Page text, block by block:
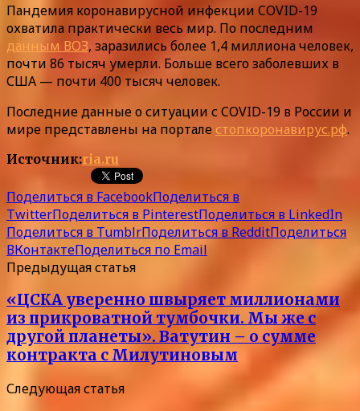
Пандемия коронавирусной инфекции COVID-19
охватила практически весь мир. По последним
данным ВОЗ, заразились более 1,4 миллиона человек,
почти 86 тысяч умерли. Больше всего заболевших в
США — почти 400 тысяч человек.
Последние данные о ситуации с COVID-19 в России и
мире представлены на портале стопкоронавирус.рф.
Источник:ria.ru
Поделиться в FacebookПоделиться в
TwitterПоделиться в PinterestПоделиться в LinkedIn
Поделиться в TumblrПоделиться в RedditПоделиться
ВКонтактеПоделиться по Email
Предыдущая статья
«ЦСКА уверенно швыряет миллионами
из прикроватной тумбочки. Мы же с
другой планеты». Ватутин – о сумме
контракта с Милутиновым
Следующая статья